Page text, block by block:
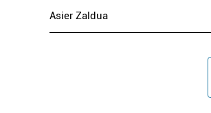
Asier Zaldua